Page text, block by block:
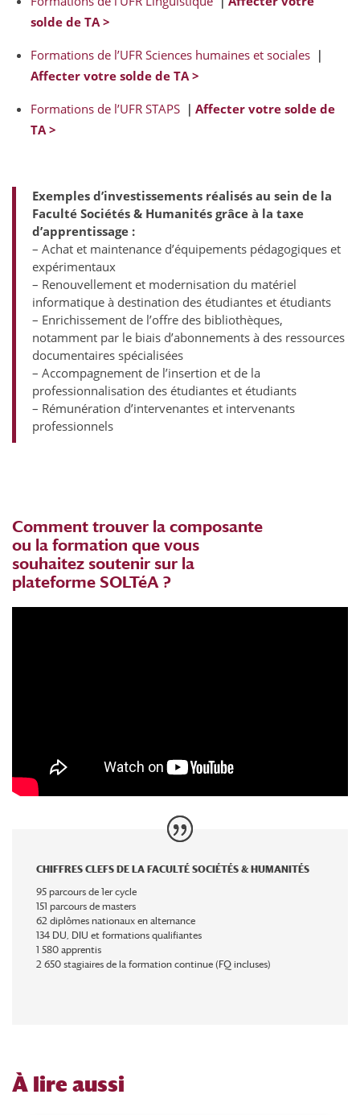
solde de TA >
Formations de l’UFR Sciences humaines et sociales ｜
Affecter votre solde de TA >
Formations de l’UFR STAPS ｜Affecter votre solde de
TA >
Exemples d’investissements réalisés au sein de la
Faculté Sociétés & Humanités grâce à la taxe
d’apprentissage :
– Achat et maintenance d’équipements pédagogiques et
expérimentaux
– Renouvellement et modernisation du matériel
informatique à destination des étudiantes et étudiants
– Enrichissement de l’offre des bibliothèques,
notamment par le biais d’abonnements à des ressources
documentaires spécialisées
– Accompagnement de l’insertion et de la
professionnalisation des étudiantes et étudiants
– Rémunération d’intervenantes et intervenants
professionnels
Comment trouver la composante
ou la formation que vous
souhaitez soutenir sur la
plateforme SOLTéA ?
CHIFFRES CLEFS DE LA FACULTÉ SOCIÉTÉS & HUMANITÉS
95 parcours de 1er cycle
151 parcours de masters
62 diplômes nationaux en alternance
134 DU, DIU et formations qualifiantes
1 580 apprentis
2 650 stagiaires de la formation continue (FQ incluses)
À lire aussi